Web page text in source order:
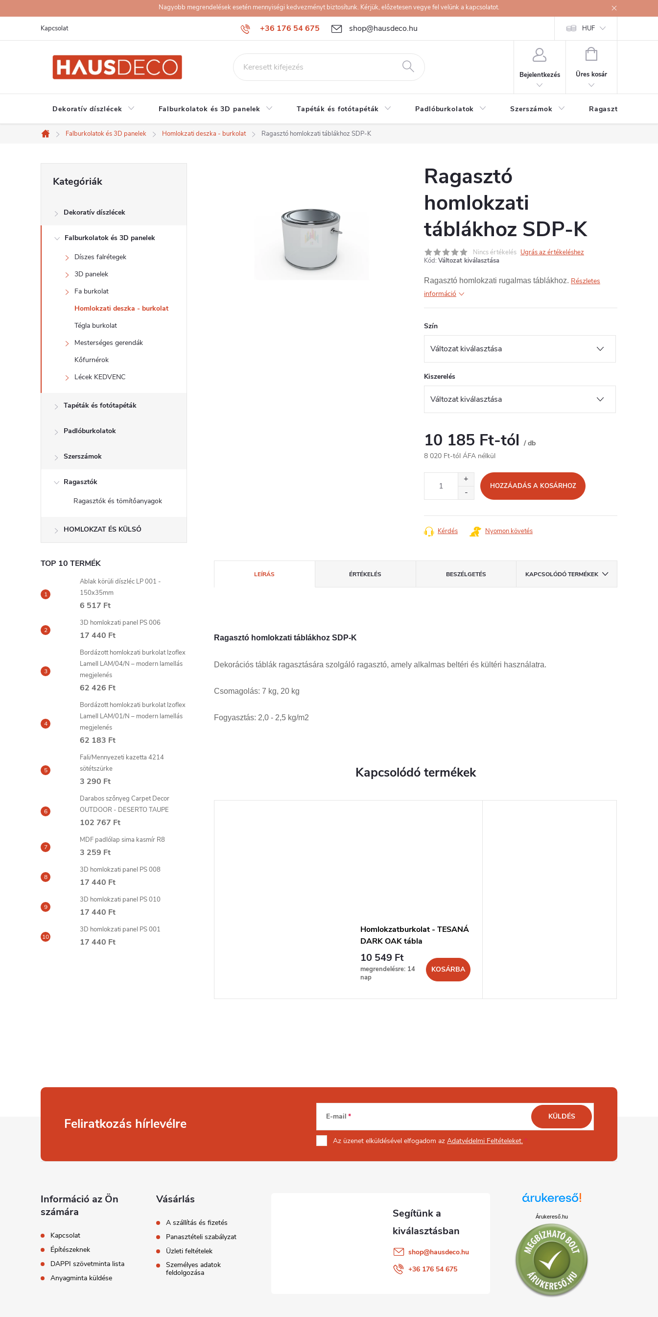
a
Nagyobb megrendelések esetén mennyiségi kedvezményt biztosítunk. Kérjük, előzetesen vegye fel velünk a kapcsolatot.
+36 176 54 675 shop@hausdeco.hu
Kapcsolat HUF
Bejelentkezés
KOSÁR
Üres kosár
Dekoratív díszlécek Falburkolatok és 3D panelek Tapéták és fotótapéták Padlóburkolatok Szerszámok Ragasztók
Kezdőlap
Falburkolatok és 3D panelek Homlokzati deszka - burkolat Ragasztó homlokzati táblákhoz SDP-K
O
d
n
átugrása
Kategóriák
Dekoratív díszlécek
Falburkolatok és 3D panelek
Díszes falrétegek
3D panelek
Fa burkolat
Homlokzati deszka - burkolat
Tégla burkolat
Mesterséges gerendák
Kőfurnérok
Lécek KEDVENC
Tapéták és fotótapéták
Padlóburkolatok
Szerszámok
Ragasztók
Ragasztók és tömítőanyagok
HOMLOKZAT ÉS KÜLSŐ
TOP 10 TERMÉK
Ablak körüli díszléc LP 001 -
150x35mm
6 517 Ft
3D homlokzati panel PS 006
17 440 Ft
Bordázott homlokzati burkolat Izoflex
Lamell LAM/04/N – modern lamellás
megjelenés
62 426 Ft
Bordázott homlokzati burkolat Izoflex
Lamell LAM/01/N – modern lamellás
megjelenés
62 183 Ft
Fali/Mennyezeti kazetta 4214
sötétszürke
3 290 Ft
Darabos szőnyeg Carpet Decor
OUTDOOR - DESERTO TAUPE
102 767 Ft
MDF padlólap sima kasmír R8
3 259 Ft
3D homlokzati panel PS 008
17 440 Ft
3D homlokzati panel PS 010
17 440 Ft
3D homlokzati panel PS 001
17 440 Ft
Ragasztó
homlokzati
táblákhoz SDP-K
Nincs értékelés Ugrás az értékeléshez
Kód: Változat kiválasztása
Ragasztó homlokzati rugalmas táblákhoz. Részletes
információ
Szín
Kiszerelés
10 185 Ft-tól / db
8 020 Ft-tól ÁFA nélkül
HOZZÁADÁS A KOSÁRHOZ
Kérdés Nyomon követés
LEÍRÁS ÉRTÉKELÉS BESZÉLGETÉS KAPCSOLÓDÓ TERMÉKEK
Ragasztó homlokzati táblákhoz SDP-K
Dekorációs táblák ragasztására szolgáló ragasztó, amely alkalmas beltéri és kültéri használatra.
Csomagolás: 7 kg, 20 kg
Fogyasztás: 2,0 - 2,5 kg/m2
Kapcsolódó termékek
Homlokzatburkolat - TESANÁ
DARK OAK tábla
10 549 Ft
megrendelésre: 14
nap
KOSÁRBA
Feliratkozás hírlevélre E-mail
Az üzenet elküldésével elfogadom az Adatvédelmi Feltételeket.
KÜLDÉS
Információ az Ön
számára
Kapcsolat
Építészeknek
DAPPI szövetminta lista
Anyagminta küldése
Vásárlás
A szállítás és fizetés
Panasztételi szabályzat
Üzleti feltételek
Személyes adatok
feldolgozása
shop@hausdeco.hu
+36 176 54 675
Árukereső.hu